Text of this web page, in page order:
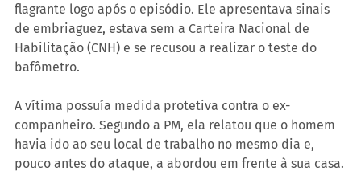
flagrante logo após o episódio. Ele apresentava sinais
de embriaguez, estava sem a Carteira Nacional de
Habilitação (CNH) e se recusou a realizar o teste do
bafômetro.
A vítima possuía medida protetiva contra o ex-
companheiro. Segundo a PM, ela relatou que o homem
havia ido ao seu local de trabalho no mesmo dia e,
pouco antes do ataque, a abordou em frente à sua casa.